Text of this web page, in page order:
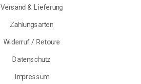
Versand & Lieferung
Zahlungsarten
Widerruf / Retoure
Datenschutz
Impressum